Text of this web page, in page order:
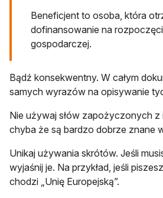
Beneficjent to osoba, która
dofinansowanie na
gospodarczej.
Bądź konsekwentny. W całym
samych wyrazów na opisywanie
Nie używaj słów zapożyczonych z
chyba że są bardzo dobrze znane
Unikaj używania skrótów. Jeśli
wyjaśnij je. Na przykład, jeśli
chodzi „Unię Europejską”.